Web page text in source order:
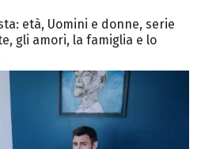
età, Uomini e donne, serie
gli amori, la famiglia e lo